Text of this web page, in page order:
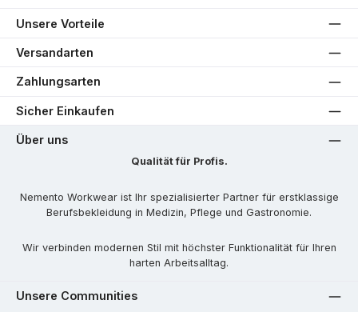
Unsere Vorteile
Versandarten
Zahlungsarten
Sicher Einkaufen
Über uns
Qualität für Profis.
Nemento Workwear ist Ihr spezialisierter Partner für erstklassige
Berufsbekleidung in Medizin, Pflege und Gastronomie.
Wir verbinden modernen Stil mit höchster Funktionalität für Ihren
harten Arbeitsalltag.
Unsere Communities